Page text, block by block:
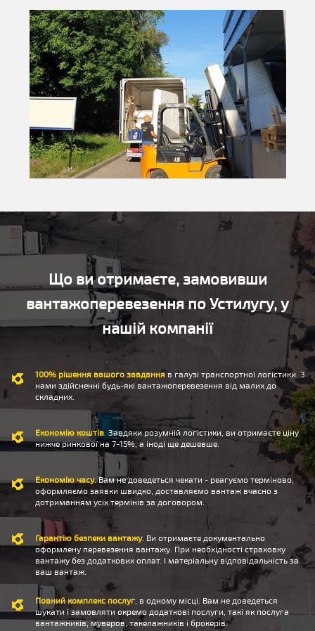
Що ви отримаєте, замовивши
вантажоперевезення по Устилугу, у
нашій компанії
100% рішення вашого завданняв галузі транспортної логістики. З
нами здійсненні будь-які вантажоперевезення від малих до
складних.
Економію коштів . Завдяки розумній логістики, ви отримаєте ціну
нижче ринкової на 7-15%, а іноді ще дешевше.
Економію часу. Вам не доведеться чекати - реагуємо терміново,
оформляємо заявки швидко, доставляємо вантаж вчасно з
дотриманням усіх термінів за договором.
Гарантію безпеки вантажу. Ви отримаєте документально
оформлену перевезення вантажу. При необхідності страховку
вантажу без додаткових оплат. І матеріальну відповідальність за
ваш вантаж.
Повний комплекс послуг , в одному місці. Вам не доведеться
шукати і замовляти окремо додаткові послуги, такі як послуга
вантажників, муверов, такелажників і брокерів.